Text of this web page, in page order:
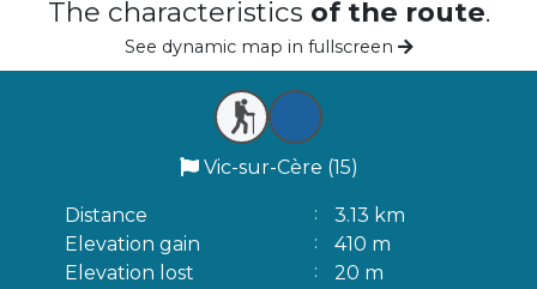
The characteristics of the route.
See dynamic map in fullscreen
Vic-sur-Cère (15)
Distance
3.13 km
Elevation gain
410 m
Elevation lost
20 m